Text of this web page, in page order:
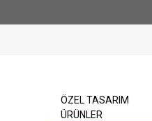
ÖZEL TASARIM
ÜRÜNLER